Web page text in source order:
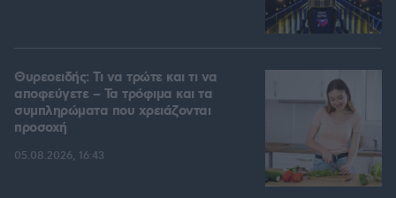
Θυρεοειδής: Τι να τρώτε και τι να
αποφεύγετε – Τα τρόφιμα και τα
συμπληρώματα που χρειάζονται
προσοχή
05.08.2026, 16:43